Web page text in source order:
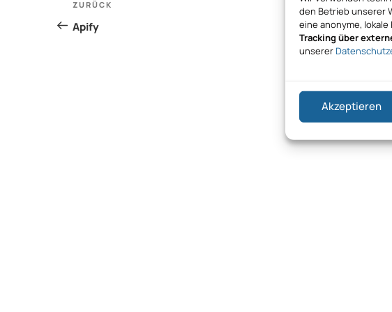
den Betrieb unserer
eine anonyme,
Tracking über
unserer
Akzeptieren
Vorheriger
Beitrag
ZURÜCK
Apify